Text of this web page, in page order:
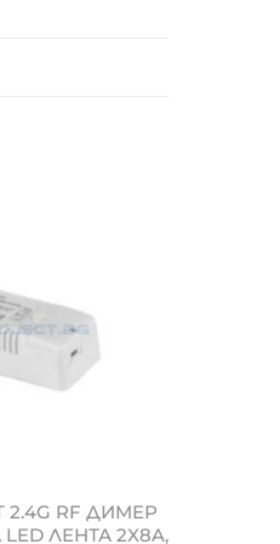
2.4G RF ДИМЕР
ЛЕНТА 2X8A,